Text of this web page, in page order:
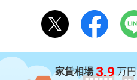
家賃相場 3.9 万円